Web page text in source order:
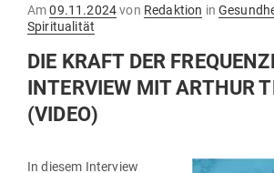
AmGepostet
am
09.11.2024von Redaktion in
Spiritualität
DIE KRAFT DER
INTERVIEW MIT ARTHUR
(VIDEO)
In diesem Interview